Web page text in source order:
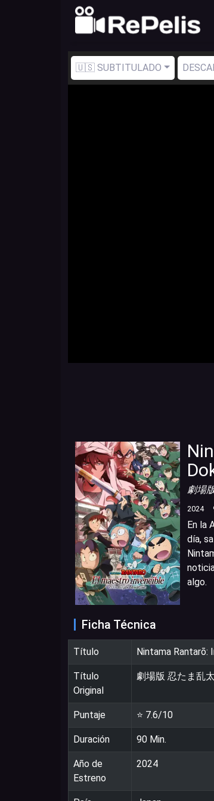
🇺🇸 SUBTITULADO
劇場
2024
En la
día,
algo.
Ficha Técnica
Título Nintama
Título
Original
劇場版 忍たま乱
Puntaje ⭐ 7.6/10
Duración 90 Min.
Año de
Estreno
2024